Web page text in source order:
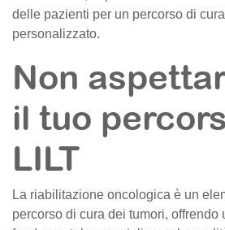
delle pazienti per un percorso di
personalizzato.
Non
il tuo
LILT
La riabilitazione oncologica è un
percorso di cura dei tumori, offrendo